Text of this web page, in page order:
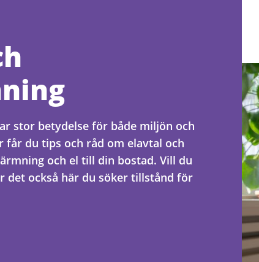
stor betydelse för både miljön och
får du tips och råd om elavtal och
och el till din bostad. Vill du
det också här du söker tillstånd för